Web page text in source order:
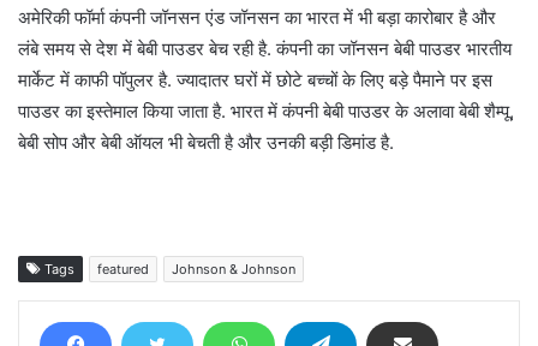
अमेरिकी फॉर्मा कंपनी जॉनसन एंड जॉनसन का भारत में भी बड़ा कारोबार है और
लंबे समय से देश में बेबी पाउडर बेच रही है. कंपनी का जॉनसन बेबी पाउडर भारतीय
मार्केट में काफी पॉपुलर है. ज्यादातर घरों में छोटे बच्चों के लिए बड़े पैमाने पर इस
पाउडर का इस्तेमाल किया जाता है. भारत में कंपनी बेबी पाउडर के अलावा बेबी शैम्पू,
बेबी सोप और बेबी ऑयल भी बेचती है और उनकी बड़ी डिमांड है.
Tags featured Johnson & Johnson